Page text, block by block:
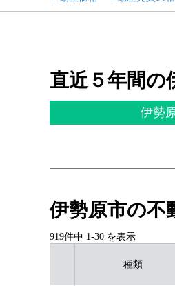
直近５年間の
伊勢
伊勢原市の不
919件中 1-30 を表示
種類